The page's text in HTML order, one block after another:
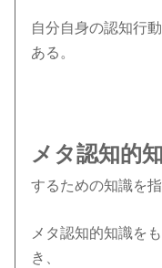
自分自身の認知行
ある。
メタ認知的
するための知識を指
メタ認知的知識を
き、